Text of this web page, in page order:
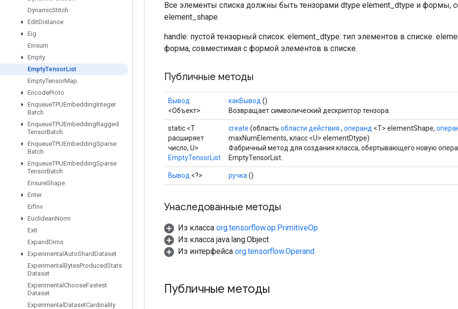
DynamicStitch
EditDistance
Eig
Einsum
Empty
EmptyTensorList
EmptyTensorMap
EncodeProto
EnqueueTPUEmbeddingInteger
Batch
EnqueueTPUEmbeddingRagged
TensorBatch
EnqueueTPUEmbeddingSparse
Batch
EnqueueTPUEmbeddingSparse
TensorBatch
EnsureShape
Enter
Erfinv
EuclideanNorm
Exit
ExpandDims
Experimental AutoShardDataset
Experimental BytesProducedStats
Dataset
Experimental ChooseFastest
Dataset
Experimental DatasetCardinality
Все элементы списка должны быть тензорами dtype element_dtype и формы,
element_shape.
handle: пустой тензорный список. element_dtype: тип элементов в списке.
форма, совместимая с формой элементов в списке.
Публичные методы
Вывод
<Объект>
какВывод ()
Возвращает символический дескриптор тензора.
static <T
расширяет
число, U>
EmptyTensorList
create (область области действия , операнд <T> elementShape,
maxNumElements, класс <U> elementDtype)
Фабричный метод для создания класса, обертывающего новую
EmptyTensorList.
Вывод <?> ручка ()
Унаследованные методы
Из класса org.tensorflow.op.PrimitiveOp
Из класса java.lang.Object
Из интерфейса org.tensorflow.Operand
Публичные методы